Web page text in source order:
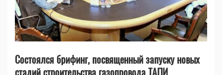
Состоялся брифинг, посвященный запуску новых
стадий строительства газопровода ТАПИ